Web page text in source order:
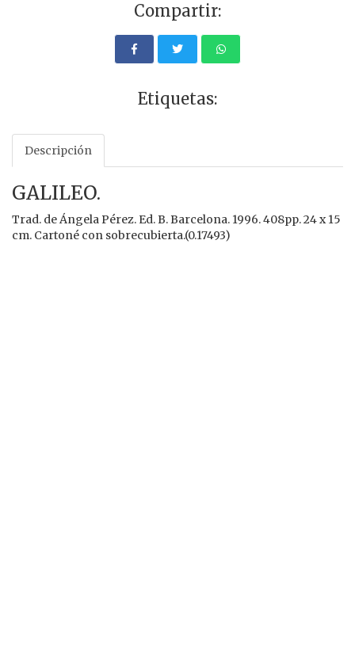
Compartir:
Etiquetas:
Descripción
GALILEO.
Trad. de Ángela Pérez. Ed. B. Barcelona. 1996. 408pp. 24 x 15
cm. Cartoné con sobrecubierta.(0.17493)